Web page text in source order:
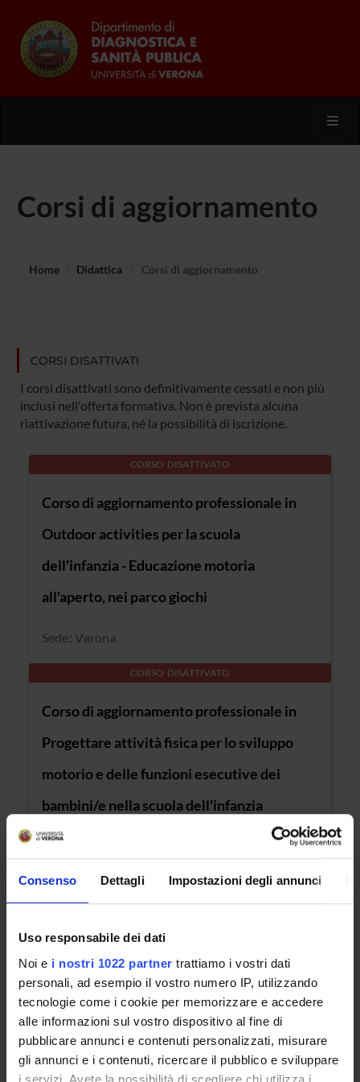
Consenso Dettagli Impostazioni degli annunci
Uso responsabile dei dati
Noi e i nostri 1022 partner trattiamo i vostri dati
personali, ad esempio il vostro numero IP, utilizzando
tecnologie come i cookie per memorizzare e accedere
alle informazioni sul vostro dispositivo al fine di
pubblicare annunci e contenuti personalizzati, misurare
gli annunci e i contenuti, ricercare il pubblico e sviluppare
i servizi. Avete la possibilità di scegliere chi utilizza i
Corsi di aggiornamento
Home Didattica Corsi di aggiornamento
CORSI DISATTIVATI
I corsi disattivati sono definitivamente cessati e non più
inclusi nell'offerta formativa. Non è prevista alcuna
riattivazione futura, né la possibilità di iscrizione.
CORSO DISATTIVATO
Corso di aggiornamento professionale in
Outdoor activities per la scuola
dell'infanzia - Educazione motoria
all'aperto, nei parco giochi
Sede: Verona
CORSO DISATTIVATO
Corso di aggiornamento professionale in
Progettare attività fisica per lo sviluppo
motorio e delle funzioni esecutive dei
bambini/e nella scuola dell'infanzia
Sede: Verona
CORSO DISATTIVATO
Sede: Verona
CORSO DISATTIVATO
ornamento professionale in Didattica delle